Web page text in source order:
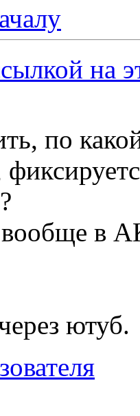
по
в
ютуб.